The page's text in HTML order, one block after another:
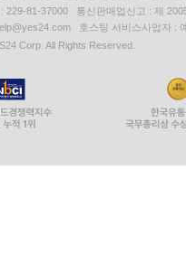
: 229-81-37000 통신판매업신고 : 제
호스팅 서비스사업자 :
Corp. All Rights Reserved.